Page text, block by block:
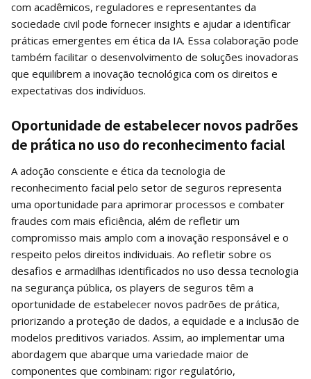
com acadêmicos, reguladores e representantes da
sociedade civil pode fornecer insights e ajudar a identificar
práticas emergentes em ética da IA. Essa colaboração pode
também facilitar o desenvolvimento de soluções inovadoras
que equilibrem a inovação tecnológica com os direitos e
expectativas dos indivíduos.
Oportunidade de estabelecer novos padrões
de prática no uso do reconhecimento facial
A adoção consciente e ética da tecnologia de
reconhecimento facial pelo setor de seguros representa
uma oportunidade para aprimorar processos e combater
fraudes com mais eficiência, além de refletir um
compromisso mais amplo com a inovação responsável e o
respeito pelos direitos individuais. Ao refletir sobre os
desafios e armadilhas identificados no uso dessa tecnologia
na segurança pública, os players de seguros têm a
oportunidade de estabelecer novos padrões de prática,
priorizando a proteção de dados, a equidade e a inclusão de
modelos preditivos variados. Assim, ao implementar uma
abordagem que abarque uma variedade maior de
componentes que combinam: rigor regulatório,